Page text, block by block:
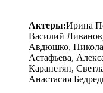
Актеры:Ирина
Василий
Авдюшко,
Астафьева,
Карапетян,
Анастасия